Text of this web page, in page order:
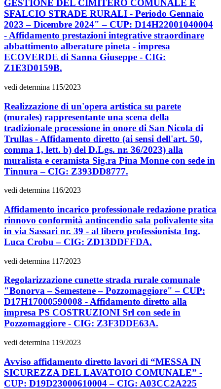
GESTIONE DEL CIMITERO COMUNALE E
SFALCIO STRADE RURALI - Periodo Gennaio
2023 – Dicembre 2024" – CUP: D14H22001040004
- Affidamento prestazioni integrative straordinare
abbattimento alberature pineta - impresa
ECOVERDE di Sanna Giuseppe - CIG:
Z1E3D0159B.
vedi determina 115/2023
Realizzazione di un'opera artistica su parete
(murales) rappresentante una scena della
tradizionale processione in onore di San Nicola di
Trullas - Affidamento diretto (ai sensi dell'art. 50,
comma 1, lett. b) del D.Lgs. nr. 36/2023) alla
muralista e ceramista Sig.ra Pina Monne con sede in
Tinnura – CIG: Z393DD8777.
vedi determina 116/2023
Affidamento incarico professionale redazione pratica
rinnovo conformità antincendio sala polivalente sita
in via Sassari nr. 39 - al libero professionista Ing.
Luca Crobu – CIG: ZD13DDFFDA.
vedi determina 117/2023
Regolarizzazione cunette strada rurale comunale
"Bonorva – Semestene – Pozzomaggiore" – CUP:
D17H17000590008 - Affidamento diretto alla
impresa PS COSTRUZIONI Srl con sede in
Pozzomaggiore - CIG: Z3F3DDE63A.
vedi determina 119/2023
Avviso affidamento diretto lavori di “MESSA IN
SICUREZZA DEL LAVATOIO COMUNALE” -
CUP: D19D23000610004 – CIG: A03CC2A225